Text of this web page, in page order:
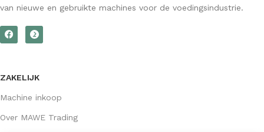
van nieuwe en gebruikte machines voor de voedingsindustrie.
ZAKELIJK
Machine inkoop
Over MAWE Trading